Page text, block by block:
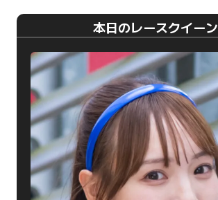
本日のレースクイーン